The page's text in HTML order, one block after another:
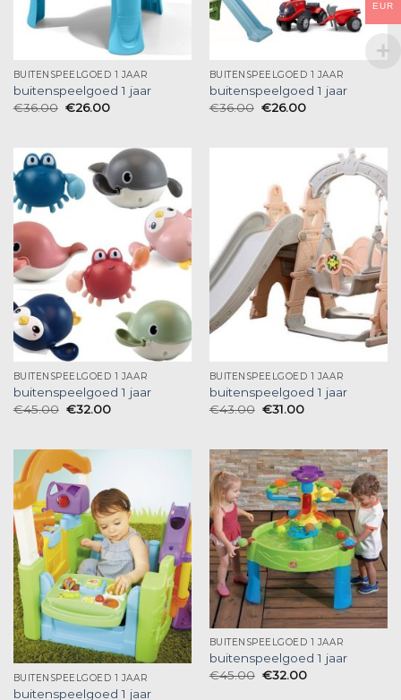
BUITENSPEELGOED 1 JAAR
buitenspeelgoed 1 jaar
€36.00 €26.00
BUITENSPEELGOED 1 JAAR
buitenspeelgoed 1 jaar
€36.00 €26.00
BUITENSPEELGOED 1 JAAR
buitenspeelgoed 1 jaar
€45.00 €32.00
BUITENSPEELGOED 1 JAAR
buitenspeelgoed 1 jaar
€43.00 €31.00
BUITENSPEELGOED 1 JAAR
buitenspeelgoed 1 jaar
BUITENSPEELGOED 1 JAAR
buitenspeelgoed 1 jaar
€45.00 €32.00
EUR